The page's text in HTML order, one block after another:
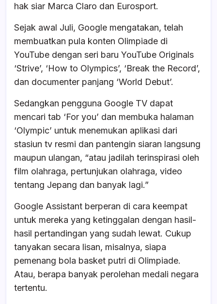
hak siar Marca Claro dan Eurosport.
Sejak awal Juli, Google mengatakan, telah
membuatkan pula konten Olimpiade di
YouTube dengan seri baru YouTube Originals
‘Strive’, ‘How to Olympics’, ‘Break the Record’,
dan documenter panjang ‘World Debut’.
Sedangkan pengguna Google TV dapat
mencari tab ‘For you’ dan membuka halaman
‘Olympic’ untuk menemukan aplikasi dari
stasiun tv resmi dan pantengin siaran langsung
maupun ulangan, “atau jadilah terinspirasi oleh
film olahraga, pertunjukan olahraga, video
tentang Jepang dan banyak lagi.”
Google Assistant berperan di cara keempat
untuk mereka yang ketinggalan dengan hasil-
hasil pertandingan yang sudah lewat. Cukup
tanyakan secara lisan, misalnya, siapa
pemenang bola basket putri di Olimpiade.
Atau, berapa banyak perolehan medali negara
tertentu.